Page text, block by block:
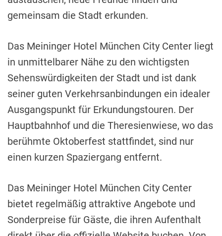
gemeinsam die Stadt erkunden.
Das Meininger Hotel München City Center liegt
in unmittelbarer Nähe zu den wichtigsten
Sehenswürdigkeiten der Stadt und ist dank
seiner guten Verkehrsanbindungen ein idealer
Ausgangspunkt für Erkundungstouren. Der
Hauptbahnhof und die Theresienwiese, wo das
berühmte Oktoberfest stattfindet, sind nur
einen kurzen Spaziergang entfernt.
Das Meininger Hotel München City Center
bietet regelmäßig attraktive Angebote und
Sonderpreise für Gäste, die ihren Aufenthalt